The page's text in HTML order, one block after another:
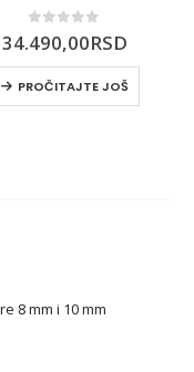
0 out of 5
34.490,00RSD
PROČITAJTE JOŠ
8 mm i 10 mm